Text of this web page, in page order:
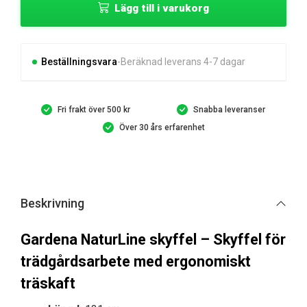
mängd
Lägg till i varukorg
Beställningsvara Beräknad leverans 4-7 dagar
Fri frakt över 500 kr
Snabba leveranser
Över 30 års erfarenhet
Beskrivning
Gardena NaturLine skyffel – Skyffel för
trädgårdsarbete med ergonomiskt
träskaft